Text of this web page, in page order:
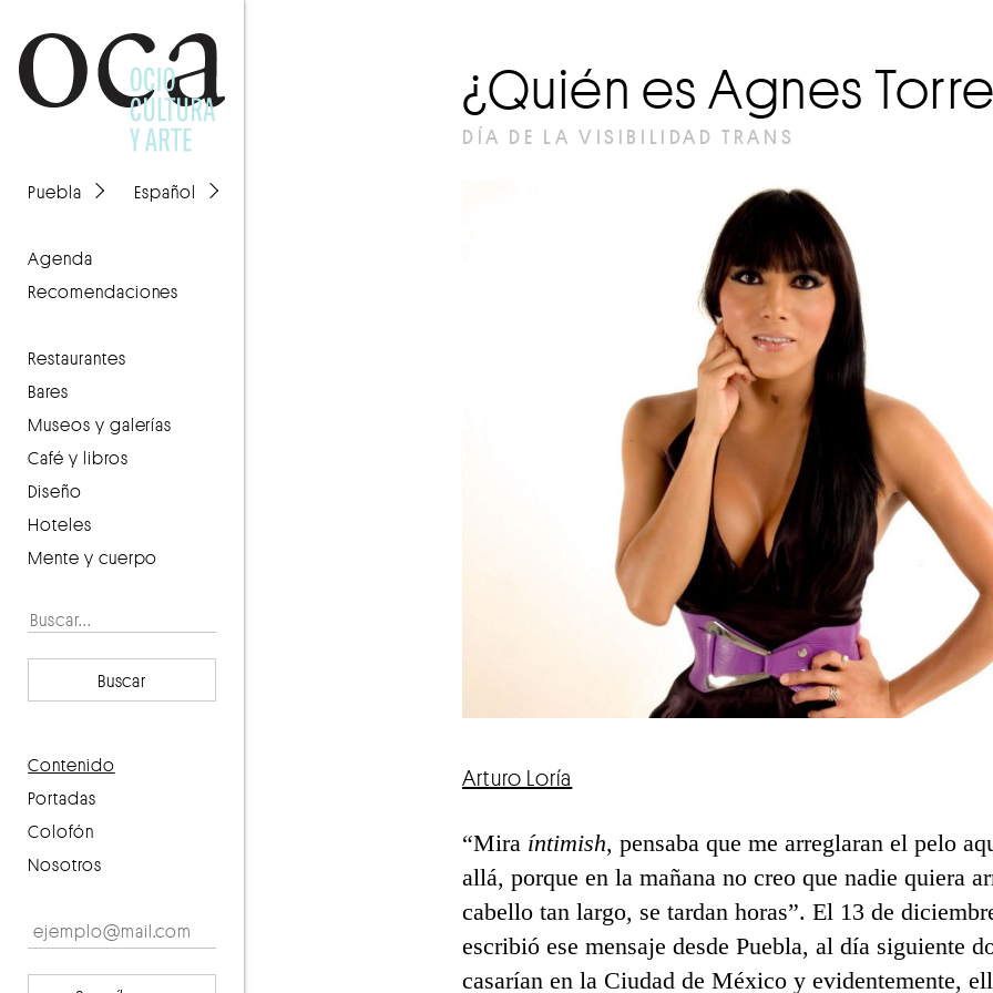
Puebla Español
agenda
recomendaciones
Restaurantes
Bares
Museos y galerías
Café y libros
Diseño
Hoteles
Mente y cuerpo
Buscar
contenido
portadas
Colofón
Nosotros
¿Quién es Agnes
DÍA DE LA VISIBILIDAD TRANS
Arturo Loría
“Mira íntimish, pensaba que me arreglaran el pelo
allá, porque en la mañana no creo que nadie quiera
cabello tan largo, se tardan horas”. El 13 de
escribió ese mensaje desde Puebla, al día siguiente
casarían en la Ciudad de México y evidentemente,